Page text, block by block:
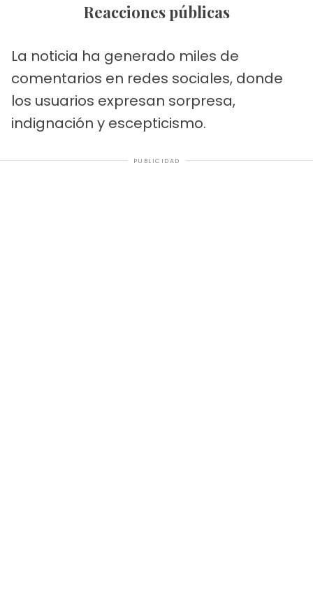
Reacciones públicas
La noticia ha generado miles de
comentarios en redes sociales, donde
los usuarios expresan sorpresa,
indignación y escepticismo.
PUBLICIDAD